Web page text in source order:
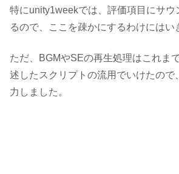
特にunity1weekでは、評価項目にサウ
るので、ここを疎かにするわけにはい
ただ、BGMやSEの再生処理はこれま
述したスクリプトの流用でいけたので
力しました。